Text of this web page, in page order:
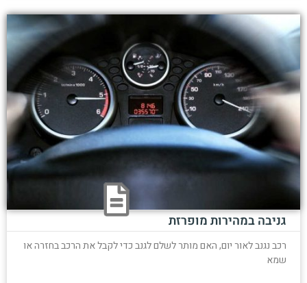
גניבה במהירות מופרזת
רכב נגנב לאור יום, האם מותר לשלם לגנב כדי לקבל את הרכב בחזרה או
שמא